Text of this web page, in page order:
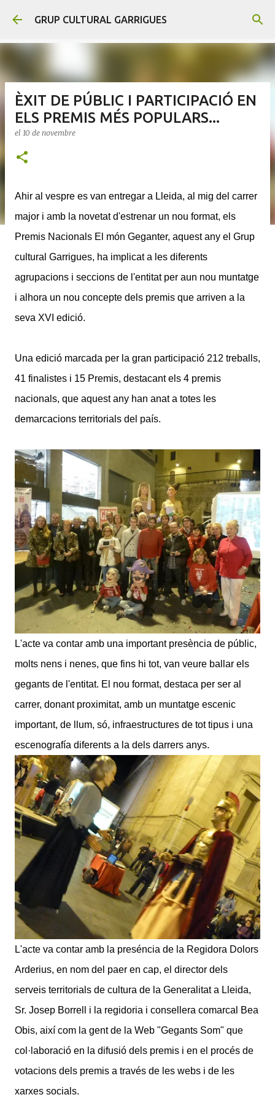
Salta al contingut principal
GRUP CULTURAL GARRIGUES
ÈXIT DE PÚBLIC I PARTICIPACIÓ EN
ELS PREMIS MÉS POPULARS...
el 10 de novembre
Ahir al vespre es van entregar a Lleida, al mig del carrer
major i amb la novetat d'estrenar un nou format, els
Premis Nacionals El món Geganter, aquest any el Grup
cultural Garrigues, ha implicat a les diferents
agrupacions i seccions de l'entitat per aun nou muntatge
i alhora un nou concepte dels premis que arriven a la
seva XVI edició.
Una edició marcada per la gran participació 212 treballs,
41 finalistes i 15 Premis, destacant els 4 premis
nacionals, que aquest any han anat a totes les
demarcacions territorials del país.
L'acte va contar amb una important presència de públic,
molts nens i nenes, que fins hi tot, van veure ballar els
gegants de l'entitat. El nou format, destaca per ser al
carrer, donant proximitat, amb un muntatge escenic
important, de llum, só, infraestructures de tot tipus i una
escenografía diferents a la dels darrers anys.
L'acte va contar amb la preséncia de la Regidora Dolors
Arderius, en nom del paer en cap, el director dels
serveis territorials de cultura de la Generalitat a Lleida,
Sr. Josep Borrell i la regidoria i consellera comarcal Bea
Obis, així com la gent de la Web "Gegants Som" que
col·laboració en la difusió dels premis i en el procés de
votacions dels premis a través de les webs i de les
xarxes socials.